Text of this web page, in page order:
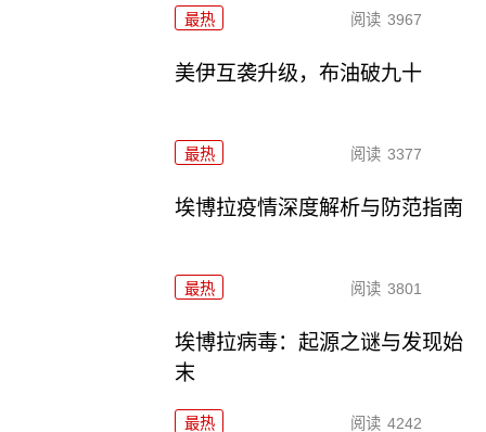
最热 阅读 3967
美伊互袭升级，布油破九十
最热 阅读 3377
埃博拉疫情深度解析与防范指南
最热 阅读 3801
埃博拉病毒：起源之谜与发现始
末
最热 阅读 4242